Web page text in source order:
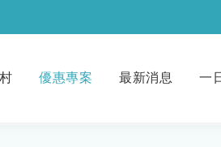
優惠專案 最新消息 一